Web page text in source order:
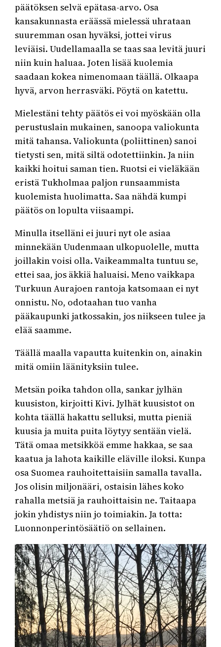
päätöksen selvä epätasa-arvo. Osa
kansakunnasta eräässä mielessä uhrataan
suuremman osan hyväksi, jottei virus
leviäisi. Uudellamaalla se taas saa levitä juuri
niin kuin haluaa. Joten lisää kuolemia
saadaan kokea nimenomaan täällä. Olkaapa
hyvä, arvon herrasväki. Pöytä on katettu.
Mielestäni tehty päätös ei voi myöskään olla
perustuslain mukainen, sanoopa valiokunta
mitä tahansa. Valiokunta (poliittinen) sanoi
tietysti sen, mitä siltä odotettiinkin. Ja niin
kaikki hoitui saman tien. Ruotsi ei vieläkään
eristä Tukholmaa paljon runsaammista
kuolemista huolimatta. Saa nähdä kumpi
päätös on lopulta viisaampi.
Minulla itselläni ei juuri nyt ole asiaa
minnekään Uudenmaan ulkopuolelle, mutta
joillakin voisi olla. Vaikeammalta tuntuu se,
ettei saa, jos äkkiä haluaisi. Meno vaikkapa
Turkuun Aurajoen rantoja katsomaan ei nyt
onnistu. No, odotaahan tuo vanha
pääkaupunki jatkossakin, jos niikseen tulee ja
elää saamme.
Täällä maalla vapautta kuitenkin on, ainakin
mitä omiin läänityksiin tulee.
Metsän poika tahdon olla, sankar jylhän
kuusiston, kirjoitti Kivi. Jylhät kuusistot on
kohta täällä hakattu selluksi, mutta pieniä
kuusia ja muita puita löytyy sentään vielä.
Tätä omaa metsikköä emme hakkaa, se saa
kaatua ja lahota kaikille eläville iloksi. Kunpa
osa Suomea rauhoitettaisiin samalla tavalla.
Jos olisin miljonääri, ostaisin lähes koko
rahalla metsiä ja rauhoittaisin ne. Taitaapa
jokin yhdistys niin jo toimiakin. Ja totta:
Luonnonperintösäätiö on sellainen.